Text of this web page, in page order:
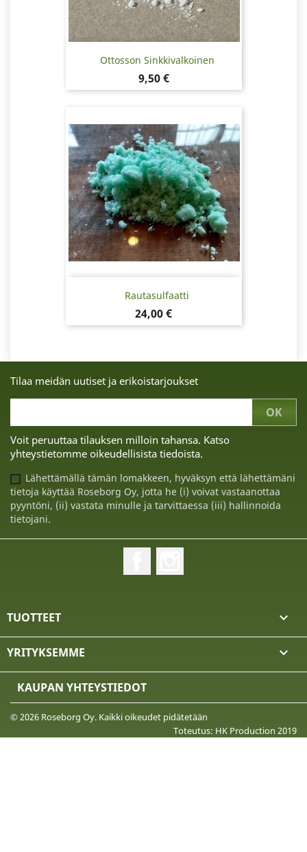
Ottosson Sinkkivalkoinen
Hinta
9,50 €
Rautasulfaatti
Hinta
24,00 €
Tilaa meidän uutiset ja erikoistarjoukset
Voit peruuttaa tilauksen milloin tahansa. Katso
yhteystietomme oikeudellisista tiedoista.
Lähettämällä tämän lomakkeen, hyväksyn että lähettämäni
tietoja käyttää Roseborg Oy, jotta he (i) voivat vastaanottaa
pyyntöni, (ii) vastata minulle ja tarvittaessa (iii) hallinnoida
tietojani.
TUOTTEET 
YRITYKSEMME 
KAUPAN YHTEYSTIEDOT
© 2026 Roseborg Oy. Kaikki oikeudet pidätetään
Toteutus: HK Production 2019